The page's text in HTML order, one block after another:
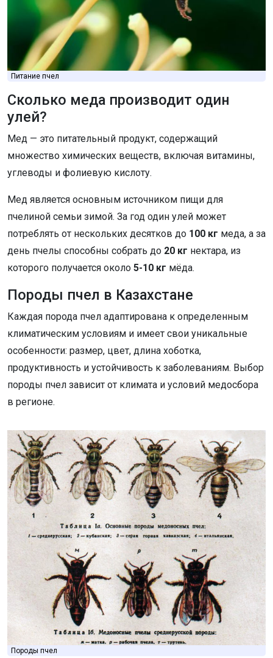
Питание пчел
Сколько меда производит один
улей?
Мед — это питательный продукт, содержащий
множество химических веществ, включая витамины,
углеводы и фолиевую кислоту.
Мед является основным источником пищи для
пчелиной семьи зимой. За год один улей может
потреблять от нескольких десятков до 100 кг меда, а за
день пчелы способны собрать до 20 кг нектара, из
которого получается около 5-10 кг мёда.
Породы пчел в Казахстане
Каждая порода пчел адаптирована к определенным
климатическим условиям и имеет свои уникальные
особенности: размер, цвет, длина хоботка,
продуктивность и устойчивость к заболеваниям. Выбор
породы пчел зависит от климата и условий медосбора
в регионе.
Породы пчел